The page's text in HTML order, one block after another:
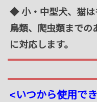
◆ 小・中型犬、猫は
鳥類、爬虫類までの
に対応します。
<いつから使用で